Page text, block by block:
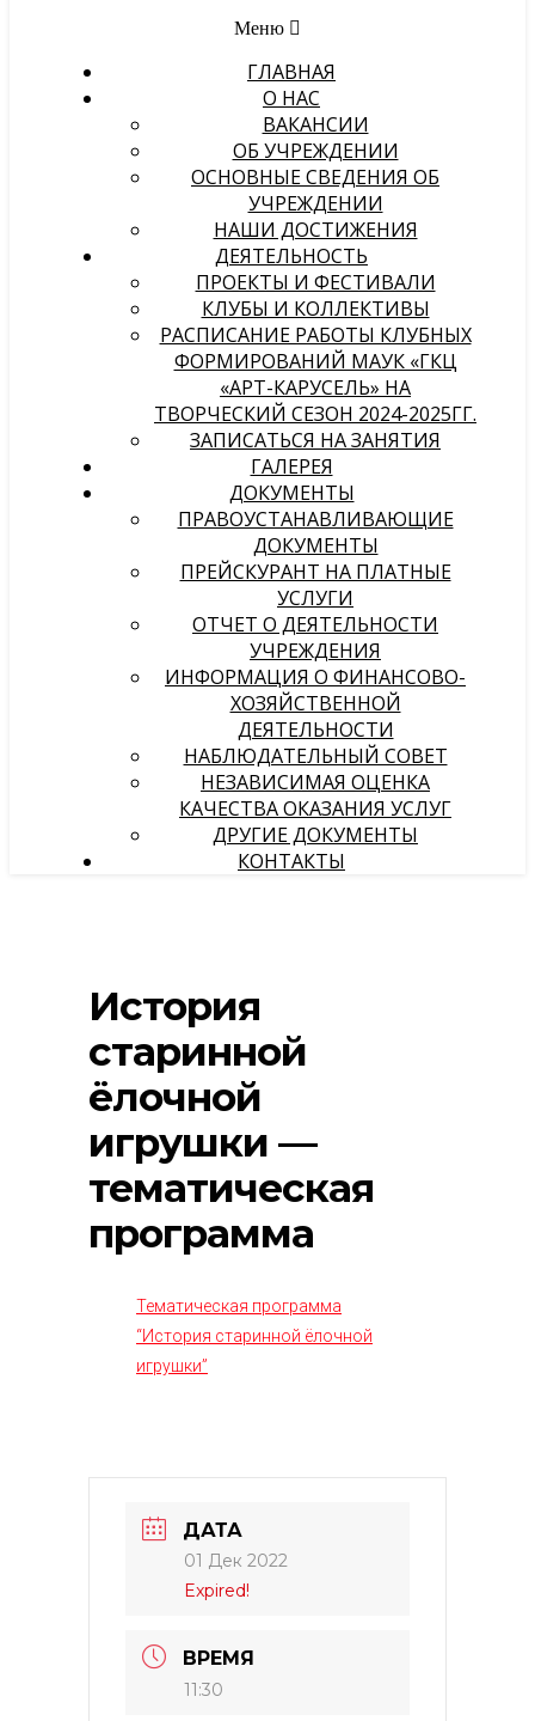
Меню
ГЛАВНАЯ
О НАС
ВАКАНСИИ
ОБ УЧРЕЖДЕНИИ
ОСНОВНЫЕ СВЕДЕНИЯ ОБ
УЧРЕЖДЕНИИ
НАШИ ДОСТИЖЕНИЯ
ДЕЯТЕЛЬНОСТЬ
ПРОЕКТЫ И ФЕСТИВАЛИ
КЛУБЫ И КОЛЛЕКТИВЫ
РАСПИСАНИЕ РАБОТЫ КЛУБНЫХ
ФОРМИРОВАНИЙ МАУК «ГКЦ
«АРТ-КАРУСЕЛЬ» НА
ТВОРЧЕСКИЙ СЕЗОН 2024-2025ГГ.
ЗАПИСАТЬСЯ НА ЗАНЯТИЯ
ГАЛЕРЕЯ
ДОКУМЕНТЫ
ПРАВОУСТАНАВЛИВАЮЩИЕ
ДОКУМЕНТЫ
ПРЕЙСКУРАНТ НА ПЛАТНЫЕ
УСЛУГИ
ОТЧЕТ О ДЕЯТЕЛЬНОСТИ
УЧРЕЖДЕНИЯ
ИНФОРМАЦИЯ О ФИНАНСОВО-
ХОЗЯЙСТВЕННОЙ
ДЕЯТЕЛЬНОСТИ
НАБЛЮДАТЕЛЬНЫЙ СОВЕТ
НЕЗАВИСИМАЯ ОЦЕНКА
КАЧЕСТВА ОКАЗАНИЯ УСЛУГ
ДРУГИЕ ДОКУМЕНТЫ
КОНТАКТЫ
История
старинной
ёлочной
игрушки —
тематическая
программа
Тематическая программа
“История старинной ёлочной
игрушки”
ДАТА
01 Дек 2022
Expired!
ВРЕМЯ
11:30